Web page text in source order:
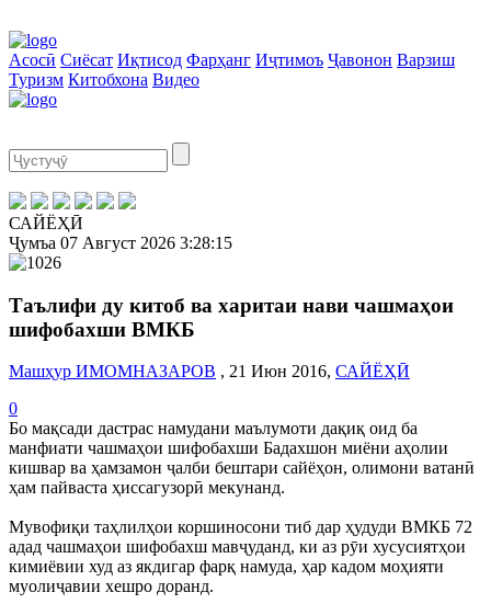
Асосӣ Сиёсат Иқтисод Фарҳанг Иҷтимоъ Ҷавонон Варзиш
Туризм Китобхона Видео
САЙЁҲӢ
Ҷумъа 07 Август 2026 3:28:15
Таълифи ду китоб ва харитаи нави чашмаҳои
шифобахши ВМКБ
Машҳур ИМОМНАЗАРОВ , 21 Июн 2016, САЙЁҲӢ
0
Бо мақсади дастрас намудани маълумоти дақиқ оид ба
манфиати чашмаҳои шифобахши Бадахшон миёни аҳолии
кишвар ва ҳамзамон ҷалби бештари сайёҳон, олимони ватанӣ
ҳам пайваста ҳиссагузорӣ мекунанд.
Мувофиқи таҳлилҳои коршиносони тиб дар ҳудуди ВМКБ 72
адад чашмаҳои шифобахш мавҷуданд, ки аз рӯи хусусиятҳои
кимиёвии худ аз якдигар фарқ намуда, ҳар кадом моҳияти
муолиҷавии хешро доранд.